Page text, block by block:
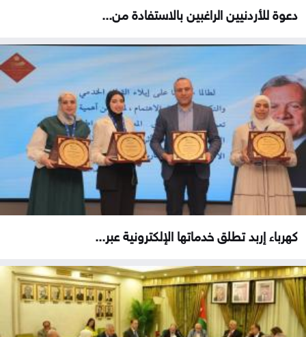
دعوة للأردنيين الراغبين بالاستفادة من...
كهرباء إربد تطلق خدماتها الإلكترونية عبر...